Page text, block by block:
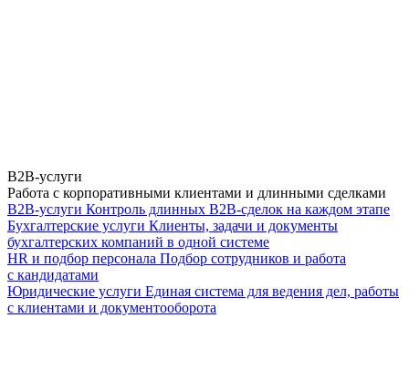
B2B-услуги
Работа с корпоративными клиентами и длинными сделками
B2B-услуги Контроль длинных B2B-сделок на каждом этапе
Бухгалтерские услуги Клиенты, задачи и документы
бухгалтерских компаний в одной системе
HR и подбор персонала Подбор сотрудников и работа
с кандидатами
Юридические услуги Единая система для ведения дел, работы
с клиентами и документооборота